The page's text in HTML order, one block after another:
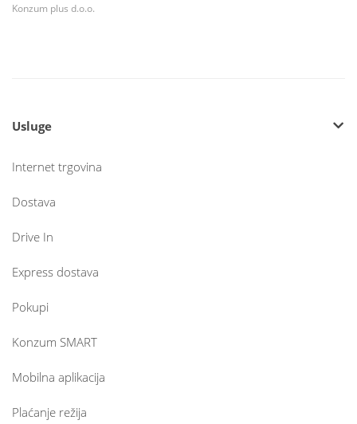
Konzum plus d.o.o.
Usluge
Internet trgovina
Dostava
Drive In
Express dostava
Pokupi
Konzum SMART
Mobilna aplikacija
Plaćanje režija